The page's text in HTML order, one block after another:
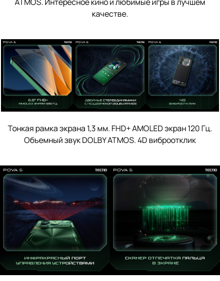
ATMOS. Интересное кино и любимые игры в лучшем
качестве.
Тонкая рамка экрана 1,3 мм. FHD+ AMOLED экран 120 Гц.
Объемный звук DOLBY ATMOS. 4D виброотклик